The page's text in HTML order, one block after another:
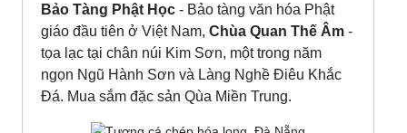
Bảo Tàng Phật Học - Bảo tàng văn hóa Phật
giáo đầu tiên ở Việt Nam, Chùa Quan Thế Âm -
tọa lạc tại chân núi Kim Sơn, một trong năm
ngọn Ngũ Hành Sơn và Làng Nghề Điêu Khắc
Đá. Mua sắm đặc sản Qùa Miền Trung.